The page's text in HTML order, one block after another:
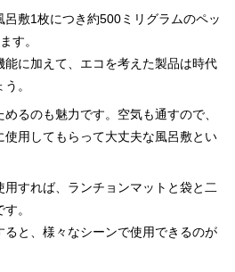
敷1枚につき約500ミリグラムのペッ
す。
に加えて、エコを考えた製品は時代
。
るのも魅力です。空気も通すので、
用してもらって大丈夫な風呂敷とい
すれば、ランチョンマットと袋と二
。
ると、様々なシーンで使用できるのが